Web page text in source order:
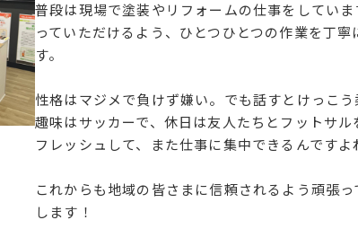
普段は現場で塗装やリフォームの仕事をしてい
っていただけるよう、ひとつひとつの作業を丁
す。
性格はマジメで負けず嫌い。でも話すとけっこう
趣味はサッカーで、休日は友人たちとフットサ
フレッシュして、また仕事に集中できるんですよ
これからも地域の皆さまに信頼されるよう頑張
します！